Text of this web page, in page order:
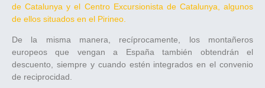
de Catalunya y el Centro Excursionista de Catalunya, algunos
de ellos situados en el Pirineo.
De la misma manera, recíprocamente, los montañeros
europeos que vengan a España también obtendrán el
descuento, siempre y cuando estén integrados en el convenio
de reciprocidad.